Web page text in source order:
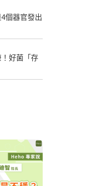
個器官發出
好菌「存